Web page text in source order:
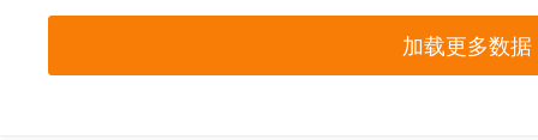
加载更多数据